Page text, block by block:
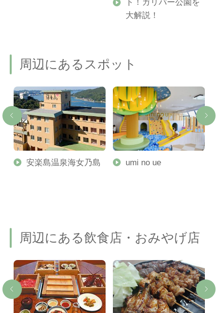
ト！ガリバー公園を
大解説！
周辺にあるスポット
安楽島温泉海女乃島 umi no ue
周辺にある飲食店・おみやげ店